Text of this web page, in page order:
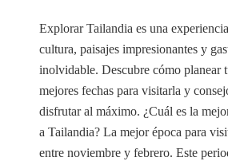
Explorar Tailandia es una
cultura, paisajes impresionantes y
inolvidable. Descubre cómo planear
mejores fechas para visitarla y
disfrutar al máximo. ¿Cuál es la
a Tailandia? La mejor época para
entre noviembre y febrero. Este